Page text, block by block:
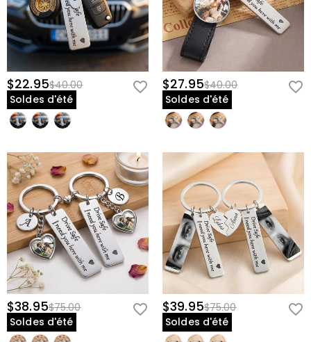
$22.95$40.00
Soldes d'été
$27.95$40.00
Soldes d'été
$38.95$75.00
Soldes d'été
$39.95$75.00
Soldes d'été